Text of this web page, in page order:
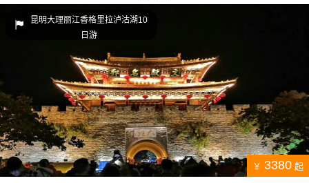
昆明大理丽江香格里拉泸沽湖10
日游
￥ 3380 起